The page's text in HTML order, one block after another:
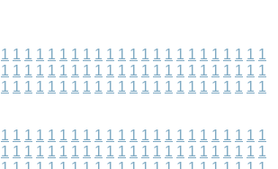
1 1 1 1 1 1 1 1 1 1 1 1 1 1 1 1 1 1 1 1 1 1 1
1 1 1 1 1 1 1 1 1 1 1 1 1 1 1 1 1 1 1 1 1 1 1
1 1 1 1 1 1 1 1 1 1 1 1 1 1 1 1 1 1 1 1 1 1 1
1 1 1 1 1 1 1 1 1 1 1 1 1 1 1 1 1 1 1 1 1 1 1
1 1 1 1 1 1 1 1 1 1 1 1 1 1 1 1 1 1 1 1 1 1 1